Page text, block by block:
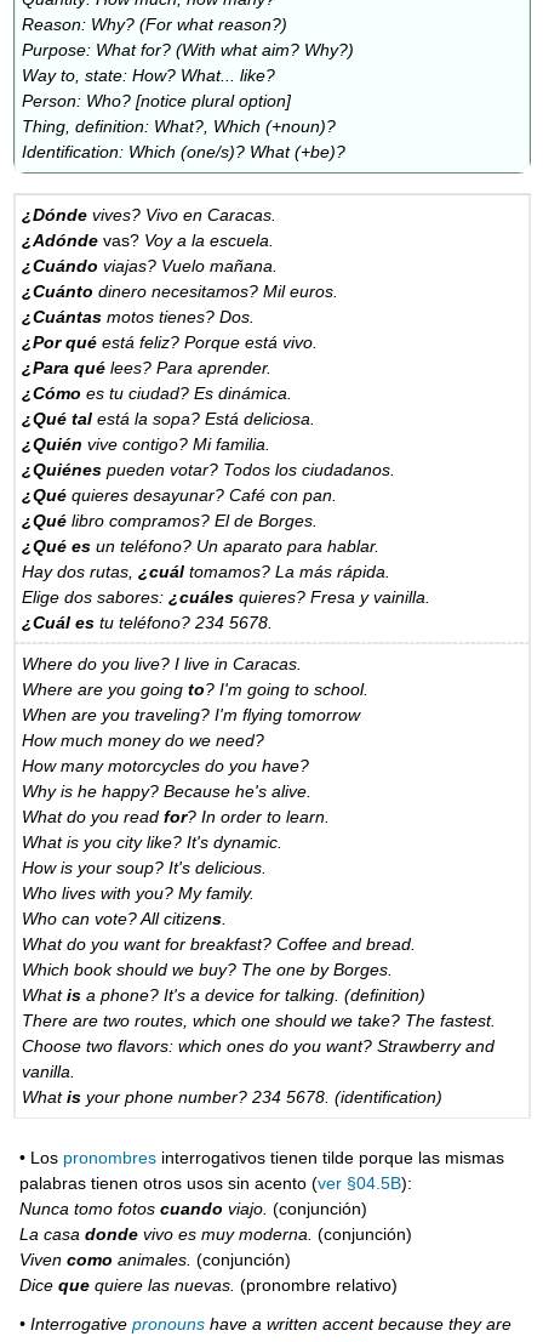
Reason: Why? (For what reason?)
Purpose: What for? (With what aim? Why?)
Way to, state: How? What... like?
Person: Who? [notice plural option]
Thing, definition: What?, Which (+noun)?
Identification: Which (one/s)? What (+be)?
¿Dóndevives? Vivo en Caracas.
¿Adóndevas? Voy a la escuela.
¿Cuándoviajas? Vuelo mañana.
¿Cuántodinero necesitamos? Mil euros.
¿Cuántasmotos tienes? Dos.
¿Por quéestá feliz? Porque está vivo.
¿Para quélees? Para aprender.
¿Cómoes tu ciudad? Es dinámica.
¿Qué talestá la sopa? Está deliciosa.
¿Quiénvive contigo? Mi familia.
¿Quiénespueden votar? Todos los ciudadanos.
¿Quéquieres desayunar? Café con pan.
¿Quélibro compramos? El de Borges.
¿Quées un teléfono? Un aparato para hablar.
Hay dos rutas, ¿cuáltomamos? La más rápida.
Elige dos sabores:¿cuálesquieres? Fresa y vainilla.
¿Cuál estu teléfono? 234 5678.
Where do you live? I live in Caracas.
Where are you goingto? I'm going to school.
When are you traveling? I'm flying tomorrow
How much money do we need?
How many motorcycles do you have?
Why is he happy? Because he's alive.
What do you readfor? In order to learn.
What is you city like? It's dynamic.
How is your soup? It's delicious.
Who lives with you? My family.
Who can vote? All citizens
What do you want for breakfast? Coffee and bread.
Which book should we buy? The one by Borges.
Whatis a phone? It's a device for talking. (definition)
There are two routes, which one should we take? The fastest.
Choose two flavors: which ones do you want? Strawberry and
vanilla.
Whatis your phone number? 234 5678. (identification)
• Los pronombres interrogativos tienen tilde porque las mismas
palabras tienen otros usos sin acento (ver §04.5B):
Nunca tomo fotoscuando viajo.(conjunción)
La casadonde vivo es muy moderna.(conjunción)
Vivencomo animales.(conjunción)
Diceque quiere las nuevas.(pronombre relativo)
• Interrogativepronouns have a written accent because they are